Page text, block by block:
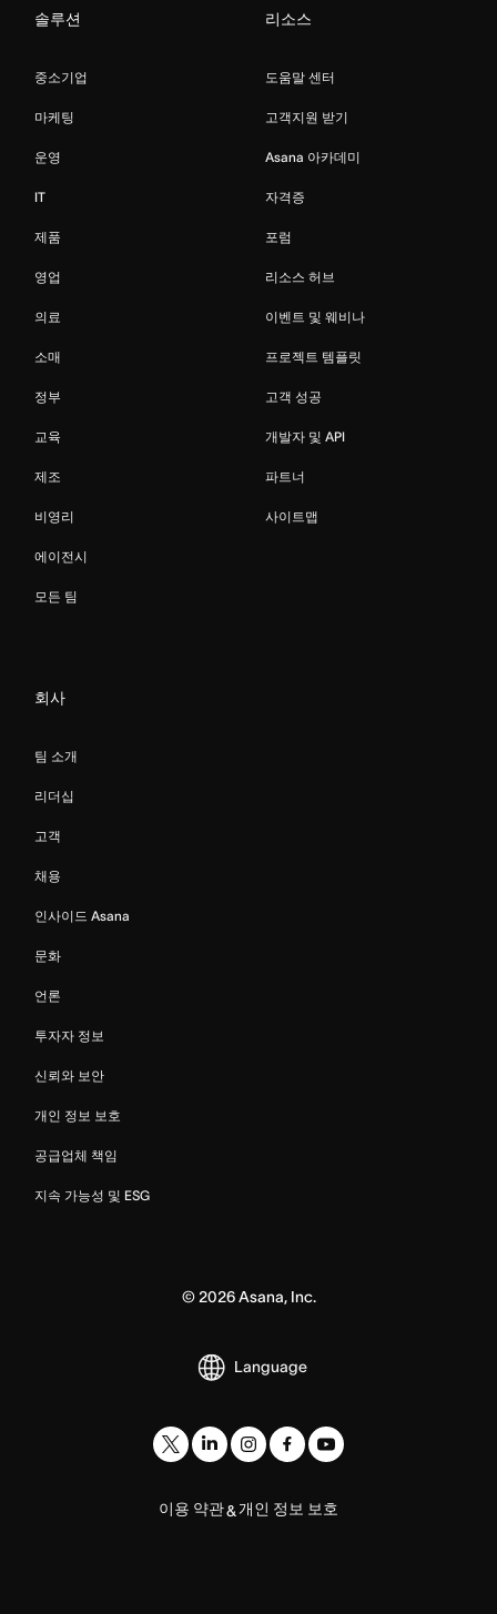
솔루션
중소기업
마케팅
운영
IT
제품
영업
의료
소매
정부
교육
제조
비영리
에이전시
모든 팀
리소스
도움말 센터
고객지원 받기
Asana 아카데미
자격증
포럼
리소스 허브
이벤트 및 웨비나
프로젝트 템플릿
고객 성공
개발자 및 API
파트너
사이트맵
회사
팀 소개
리더십
고객
채용
인사이드 Asana
문화
언론
투자자 정보
신뢰와 보안
개인 정보 보호
공급업체 책임
지속 가능성 및 ESG
©2026Asana, Inc.
Language
이용 약관&개인 정보 보호